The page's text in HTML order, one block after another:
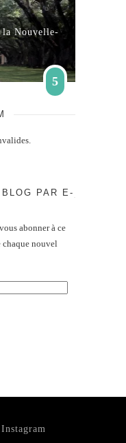
la Nouvelle-
5
PAR E-
abonner à ce
nouvel
Instagram